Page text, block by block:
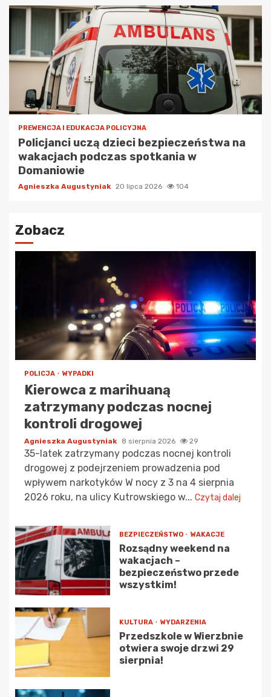
PREWENCJA I EDUKACJA POLICYJNA
Policjanci uczą dzieci bezpieczeństwa na
wakacjach podczas spotkania w
Domaniowie
Agnieszka Augustyniak 20 lipca 2026 104
Zobacz
POLICJA WYPADKI
Kierowca z marihuaną
zatrzymany podczas nocnej
kontroli drogowej
Agnieszka Augustyniak 8 sierpnia 2026 29
35-latek zatrzymany podczas nocnej kontroli
drogowej z podejrzeniem prowadzenia pod
wpływem narkotyków W nocy z 3 na 4 sierpnia
2026 roku, na ulicy Kutrowskiego w... Czytaj dalej
BEZPIECZEŃSTWO WAKACJE
Rozsądny weekend na
wakacjach –
bezpieczeństwo przede
wszystkim!
KULTURA WYDARZENIA
Przedszkole w Wierzbnie
otwiera swoje drzwi 29
sierpnia!